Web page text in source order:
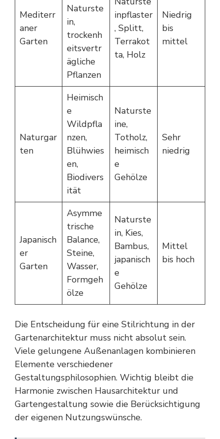
Mediterr
aner
Garten
Naturste
in,
trockenh
eitsvertr
ägliche
Pflanzen
inpflaster
, Splitt,
Terrakot
ta, Holz
Niedrig
bis
mittel
Naturgar
ten
Heimisch
e
Wildpfla
nzen,
Blühwies
en,
Biodivers
ität
Naturste
ine,
Totholz,
heimisch
e
Gehölze
Sehr
niedrig
Japanisch
er
Garten
Asymme
trische
Balance,
Steine,
Wasser,
Formgeh
ölze
Naturste
in, Kies,
Bambus,
japanisch
e
Gehölze
Mittel
bis hoch
Die Entscheidung für eine Stilrichtung in der
Gartenarchitektur muss nicht absolut sein.
Viele gelungene Außenanlagen kombinieren
Elemente verschiedener
Gestaltungsphilosophien. Wichtig bleibt die
Harmonie zwischen Hausarchitektur und
Gartengestaltung sowie die Berücksichtigung
der eigenen Nutzungswünsche.